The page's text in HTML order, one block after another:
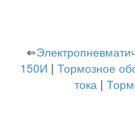
⇐
150И | Тормозное
тока|